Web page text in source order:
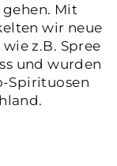
gehen. Mit
wir neue
z.B. Spree
und wurden
Spirituosen